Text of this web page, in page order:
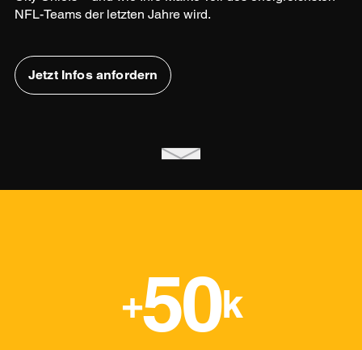
NFL-Teams der letzten Jahre wird.
Jetzt Infos anfordern
+50k